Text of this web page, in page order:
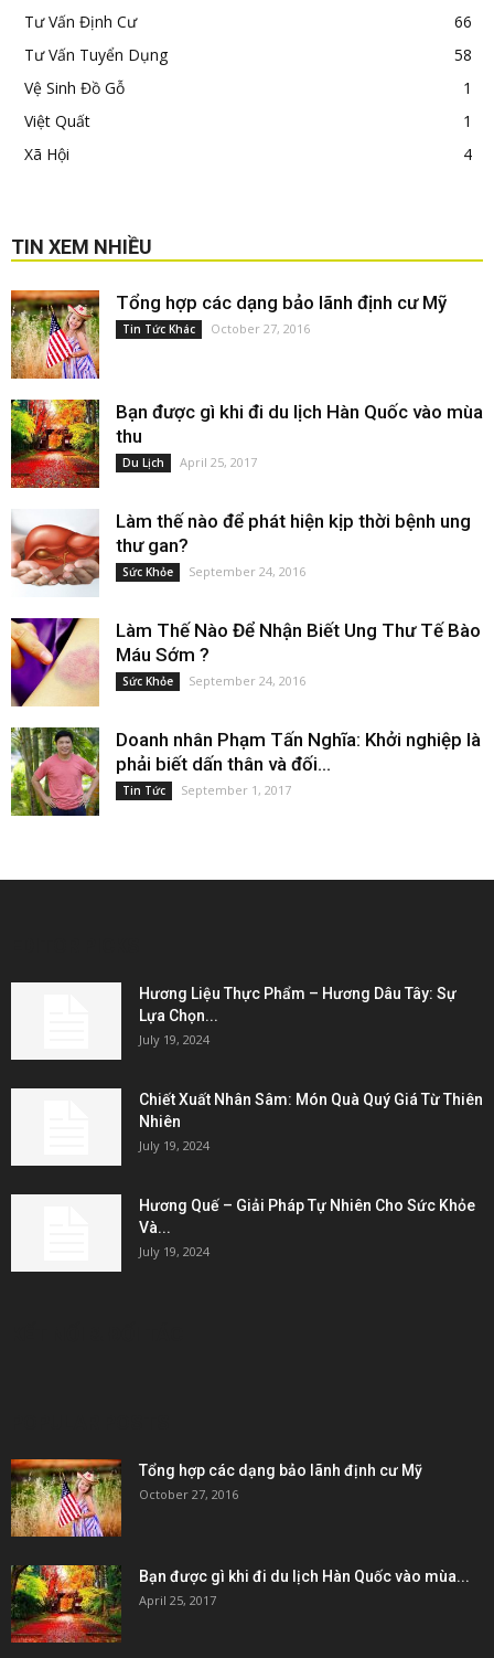
Tư Vấn Định Cư
66
Tư Vấn Tuyển Dụng
58
Vệ Sinh Đồ Gỗ
1
Việt Quất
1
Xã Hội
4
TIN XEM NHIỀU
Tổng hợp các dạng bảo lãnh định cư Mỹ
Tin Tức Khác October 27, 2016
Bạn được gì khi đi du lịch Hàn Quốc vào mùa
thu
Du Lịch April 25, 2017
Làm thế nào để phát hiện kịp thời bệnh ung
thư gan?
Sức Khỏe September 24, 2016
Làm Thế Nào Để Nhận Biết Ung Thư Tế Bào
Máu Sớm ?
Sức Khỏe September 24, 2016
Doanh nhân Phạm Tấn Nghĩa: Khởi nghiệp là
phải biết dấn thân và đối...
Tin Tức September 1, 2017
Hương Liệu Thực Phẩm – Hương Dâu Tây: Sự
Lựa Chọn...
July 19, 2024
Chiết Xuất Nhân Sâm: Món Quà Quý Giá Từ Thiên
Nhiên
July 19, 2024
Hương Quế – Giải Pháp Tự Nhiên Cho Sức Khỏe
Và...
July 19, 2024
Tổng hợp các dạng bảo lãnh định cư Mỹ
October 27, 2016
Bạn được gì khi đi du lịch Hàn Quốc vào mùa...
April 25, 2017